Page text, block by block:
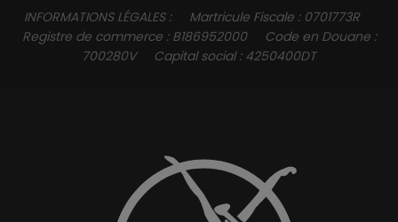
INFORMATIONS LÉGALES : Martricule Fiscale : 0701773R
Registre de commerce : B186952000 Code en Douane :
700280V Capital social : 4250400DT